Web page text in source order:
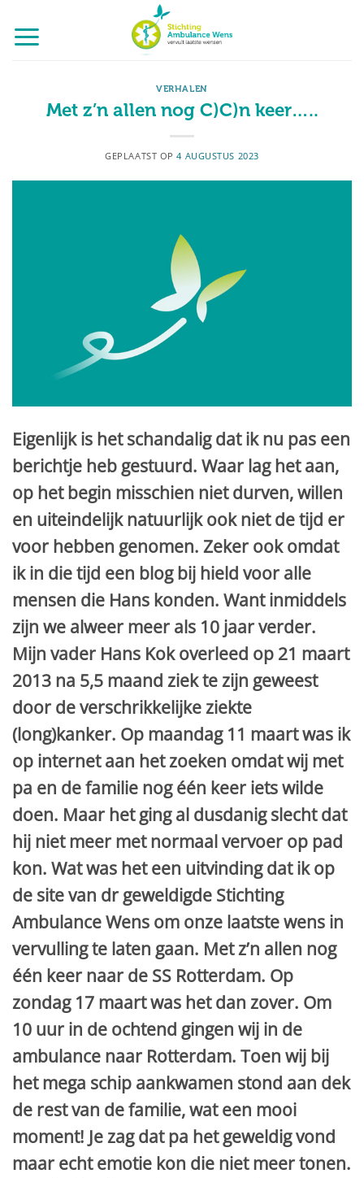
naar
inhoud
VERHALEN
Met z’n allen nog C)C)n keer…..
GEPLAATST OP4 AUGUSTUS 2023
Eigenlijk is het schandalig dat ik nu pas een
berichtje heb gestuurd. Waar lag het aan,
op het begin misschien niet durven, willen
en uiteindelijk natuurlijk ook niet de tijd er
voor hebben genomen. Zeker ook omdat
ik in die tijd een blog bij hield voor alle
mensen die Hans konden. Want inmiddels
zijn we alweer meer als 10 jaar verder.
Mijn vader Hans Kok overleed op 21 maart
2013 na 5,5 maand ziek te zijn geweest
door de verschrikkelijke ziekte
(long)kanker. Op maandag 11 maart was ik
op internet aan het zoeken omdat wij met
pa en de familie nog één keer iets wilde
doen. Maar het ging al dusdanig slecht dat
hij niet meer met normaal vervoer op pad
kon. Wat was het een uitvinding dat ik op
de site van dr geweldigde Stichting
Ambulance Wens om onze laatste wens in
vervulling te laten gaan. Met z’n allen nog
één keer naar de SS Rotterdam. Op
zondag 17 maart was het dan zover. Om
10 uur in de ochtend gingen wij in de
ambulance naar Rotterdam. Toen wij bij
het mega schip aankwamen stond aan dek
de rest van de familie, wat een mooi
moment! Je zag dat pa het geweldig vond
maar echt emotie kon die niet meer tonen.